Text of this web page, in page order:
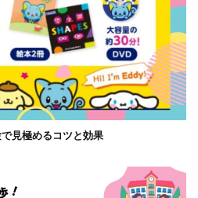
見極めるコツと効果